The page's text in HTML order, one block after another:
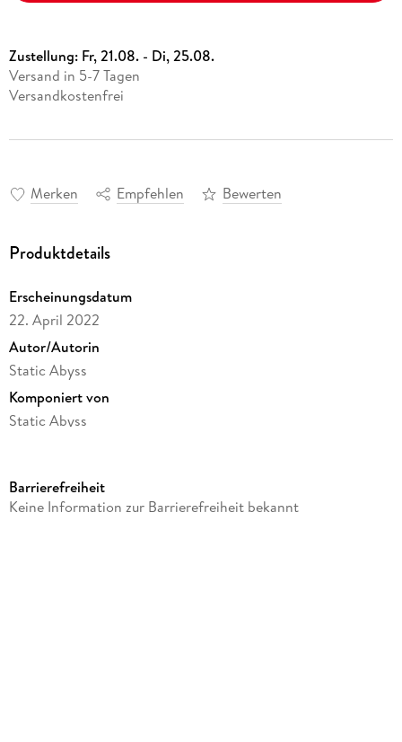
Zustellung: Fr, 21.08. - Di, 25.08.
Versand in 5-7 Tagen
Versandkostenfrei
Merken Empfehlen Bewerten
Produktdetails
Erscheinungsdatum
22. April 2022
Autor/Autorin
Static Abyss
Komponiert von
Static Abyss
Produktart
Barrierefreiheit
Keine Information zur Barrierefreiheit bekannt